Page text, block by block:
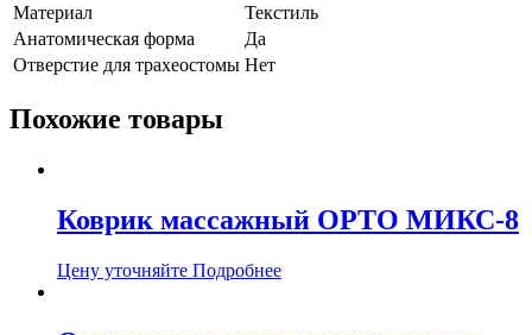
Материал
Текстиль
Анатомическая форма
Да
Отверстие для трахеостомы Нет
Похожие товары
Коврик массажный ОРТО МИКС-8
Цену уточняйте Подробнее